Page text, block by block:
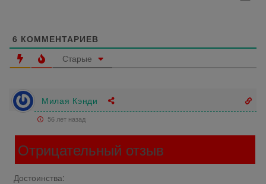
6 КОММЕНТАРИЕВ
Старые
Милая Кэнди
56 лет назад
Отрицательный отзыв
Достоинства: